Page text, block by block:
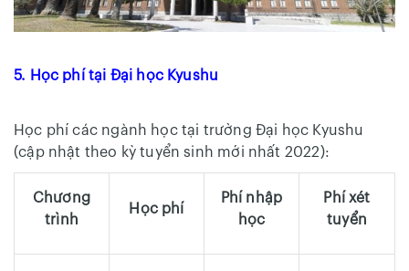
5. Học phí tại Đại học Kyushu
Học phí các ngành học tại trường Đại học Kyushu
(cập nhật theo kỳ tuyển sinh mới nhất 2022):
Chương
trình
Học phí
Phí nhập
học
Phí xét
tuyển